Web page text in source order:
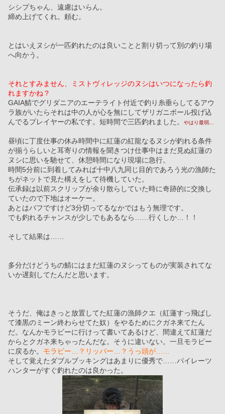
シシプちゃん、遠慮はいらん。
締め上げてくれ。頼む。
とはいえヌシが一匹釣れたのは良いことと割り切って別の釣り場
へ向かう。
それとすみません、ミストヴィレッジのヌシはいつになったら釣
れますかね？
GAIA鯖でグリダニアのエーテライト付近で釣り糸垂らしてるアウ
ラ族がいたらそれは中の人が心を無にしてザリガニボール投げ込
んでるプレイヤーの私です。短時間で三匹釣れました。
やはり最弱…
昼頃に丁度仕事の休み時間中に紅蓮の紅龍なるヌシが釣れる条件
が揃うらしいと耳寄りの情報を聞きつけ仕事中はまだ見ぬ紅蓮の
ヌシに思いを馳せて、休憩時間になり現場に急行。
時間5分前に到着してみれば十中八九同じ目的であろう光の漁師た
ちがネットで見た構えをして待機していた。
伝承録は以前スクリップが余り散らしていた時に奇跡的に交換し
ていたので下地はオーケー。
あとはバフですけど3分切ってるなかではもう無理です。
でも釣れるチャンスが少しでもあるなら……行くしか…！！
そして結果は……
多分だけどうちの鯖にはまだ紅蓮のヌシってものが実装されてな
いか遅刻してたんだと思います。
そうだ、俺はきっと放置してた紅蓮の漁師クエ（紅蓮すっ飛ばし
て漆黒のミーン終わらせてた奴）をやるためにクガネ来てたん
だ。なんかモラビーに行けって書いてあるけど、間違えて紅蓮だ
からとクガネ来ちゃったんだな。そうに違いない。一旦モラビー
に戻るか。 モラビー…？リッパー…？うっ頭が……
そして覚えたダブルブッキングはあまりに優秀で……パイレーツ
ハンターがすぐ釣れたのは良かった。